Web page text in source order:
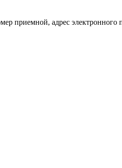
приемной, адрес электронного